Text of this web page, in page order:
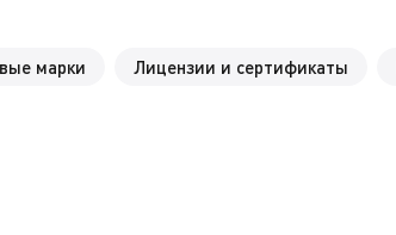
марки Лицензии и сертификаты